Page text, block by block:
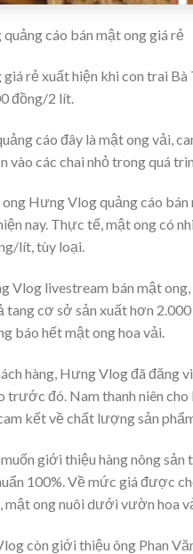
cáo bán mật ong giá rẻ
giá rẻ xuất hiện khi con trai
đồng/2 lít.
cáo đây là mật ong vải,
các chai nhỏ trong quá
Hưng Vlog quảng cáo
nay. Thực tế, mật ong có
lít, tùy loại.
Vlog livestream bán mật
cơ sở sản xuất hơn
báo hết mật ong hoa vải.
hàng, Hưng Vlog đã đăng
trước đó. Nam thanh niên
kết về chất lượng sản
giới thiệu hàng nông sản
100%. Về mức giá được
mật ong nuôi dưới vườn hoa
còn giới thiệu ông Phan